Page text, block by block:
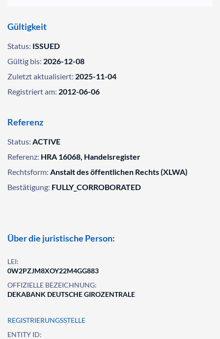
Gültigkeit
Status: ISSUED
Gültig bis: 2026-12-08
Zuletzt aktualisiert: 2025-11-04
Registriert am: 2012-06-06
Referenz
Status: ACTIVE
Referenz: HRA 16068, Handelsregister
Rechtsform: Anstalt des öffentlichen Rechts (XLWA)
Bestätigung: FULLY_CORROBORATED
Über die juristische Person:
LEI:
0W2PZJM8XOY22M4GG883
OFFIZIELLE BEZEICHNUNG:
DEKABANK DEUTSCHE GIROZENTRALE
REGISTRIERUNGSSTELLE
ENTITY ID: